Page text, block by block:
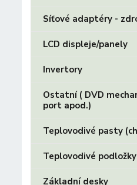
Síťové adaptéry -
LCD displeje/panely
Invertory
Ostatní ( DVD
port apod.)
Teplovodivé pasty
Teplovodivé podložky
Základní desky